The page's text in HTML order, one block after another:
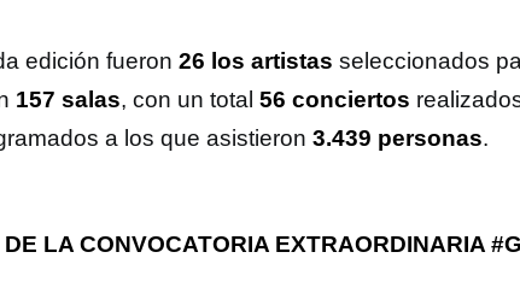
edición fueron 26 los artistas seleccionados
157 salas, con un total 56 conciertos
a los que asistieron 3.439 personas.
LA CONVOCATORIA EXTRAORDINARIA